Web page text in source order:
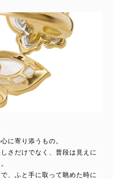
に寄り添うもの。
さだけでなく、普段は見えに
、ふと手に取って眺めた時に